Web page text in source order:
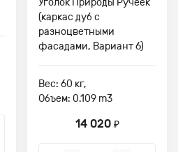
Уголок Природы Ручеек
(каркас дуб с
разноцветными
фасадами, Вариант 6)
Вес: 60 кг,
Объем: 0.109 m3
14 020 ₽